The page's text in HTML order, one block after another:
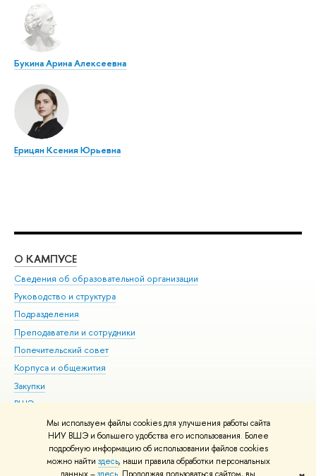
Мы используем файлы cookies для улучшения работы сайта
НИУ ВШЭ и большего удобства его использования. Более
подробную информацию об использовании файлов cookies
можно найти здесь, наши правила обработки персональных
Букина Арина Алексеевна
Ерицян Ксения Юрьевна
О КАМПУСЕ
Сведения об образовательной организации
Руководство и структура
Подразделения
Преподаватели и сотрудники
Попечительский совет
Корпуса и общежития
Закупки
ВШЭ для студентов с ограниченными возможностями
здоровья и инвалидностью
Версия для слабовидящих
Единая платежная страница